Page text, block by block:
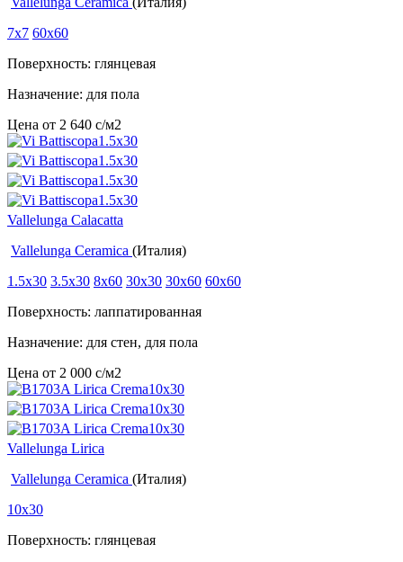
7x7 60x60
Поверхность: глянцевая
Назначение: для пола
Цена от 2 640 c/м2
Vallelunga Calacatta
Vallelunga Ceramica (Италия)
1.5x30 3.5x30 8x60 30x30 30x60 60x60
Поверхность: лаппатированная
Назначение: для стен, для пола
Цена от 2 000 c/м2
Vallelunga Lirica
Vallelunga Ceramica (Италия)
10x30
Поверхность: глянцевая